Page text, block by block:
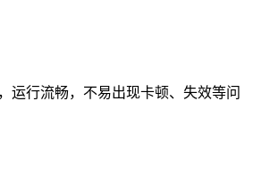
运行流畅，不易出现卡顿、失效等问